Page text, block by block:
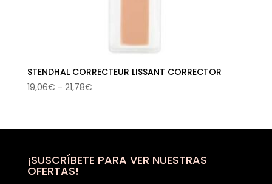
STENDHAL CORRECTEUR LISSANT CORRECTOR
19,06€ - 21,78€Rango
desde
hasta
¡SUSCRÍBETE PARA VER NUESTRAS
OFERTAS!